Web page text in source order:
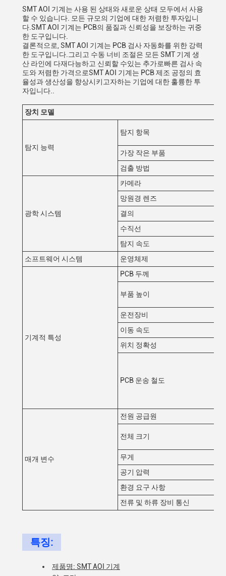
SMT AOI 기계는 사용 된 상태와 새로운 상태 모두에서 사용
할 수 있습니다. 모든 규모의 기업에 대한 저렴한 투자입니
다.SMT AOI 기계는 PCB의 품질과 신뢰성을 보장하는 귀중
한 도구입니다.
결론적으로, SMT AOI 기계는 PCB 검사 자동화를 위한 강력
한 도구입니다.그리고 수동 너비 조절은 모든 SMT 기계 생
산 라인에 다재다능하고 신뢰할 수있는 추가로빠른 검사 속
도와 저렴한 가격으로SMT AOI 기계는 PCB 제조 공정의 효
율성과 생산성을 향상시키고자하는 기업에 대한 훌륭한 투
자입니다..
장치 모델
탐지 능력
탐지 항목
가장 작은 부품
검출 방법
광학 시스템
카메라
망원경 렌즈
결의
수직선
탐지 속도
소프트웨어 시스템
운영체제
기계적 특성
PCB 두께
부품 높이
운전장비
이동 속도
위치 정확성
PCB 운송 철도
매개 변수
전원 공급원
전체 크기
무게
공기 압력
환경 요구 사항
전류 및 하류 장비 통신
특징:
제품명: SMT AOI 기계